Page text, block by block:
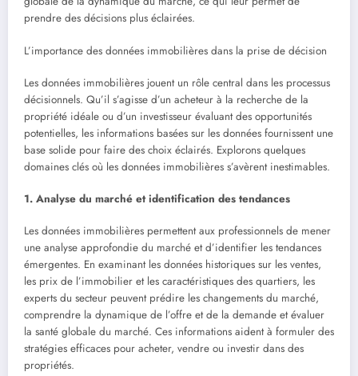
prendre des décisions plus éclairées.
L’importance des données immobilières dans la prise de décision
Les données immobilières jouent un rôle central dans les processus
décisionnels. Qu’il s’agisse d’un acheteur à la recherche de la
propriété idéale ou d’un investisseur évaluant des opportunités
potentielles, les informations basées sur les données fournissent une
base solide pour faire des choix éclairés. Explorons quelques
domaines clés où les données immobilières s’avèrent inestimables.
1. Analyse du marché et identification des tendances
Les données immobilières permettent aux professionnels de mener
une analyse approfondie du marché et d’identifier les tendances
émergentes. En examinant les données historiques sur les ventes,
les prix de l’immobilier et les caractéristiques des quartiers, les
experts du secteur peuvent prédire les changements du marché,
comprendre la dynamique de l’offre et de la demande et évaluer
la santé globale du marché. Ces informations aident à formuler des
stratégies efficaces pour acheter, vendre ou investir dans des
propriétés.